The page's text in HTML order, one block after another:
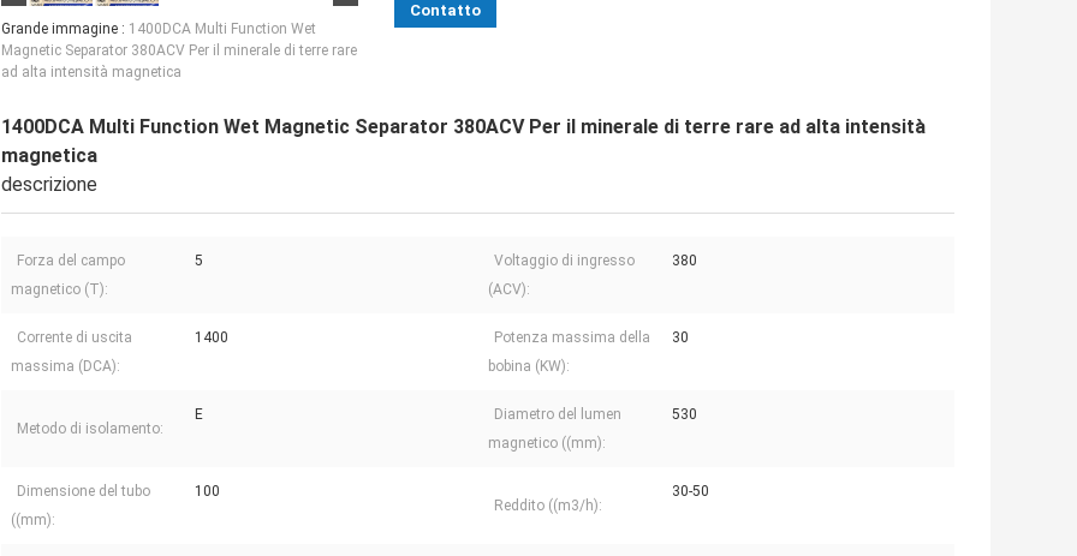
Grande immagine : 1400DCA Multi Function Wet
Magnetic Separator 380ACV Per il minerale di terre rare
ad alta intensità magnetica
Contatto
1400DCA Multi Function Wet Magnetic Separator 380ACV Per il minerale di terre rare ad alta intensità
magnetica
descrizione
Forza del campo
magnetico (T):
5
Voltaggio di ingresso
(ACV):
380
Corrente di uscita
massima (DCA):
1400
Potenza massima della
bobina (KW):
30
Metodo di isolamento:
E
Diametro del lumen
magnetico ((mm):
530
Dimensione del tubo
((mm):
100
Reddito ((m3/h):
30-50